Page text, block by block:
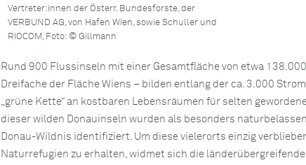
Vertreter:innen der Österr. Bundesforste, der
VERBUND AG, von Hafen Wien, sowie Schuller und
RIOCOM, Foto: © Gillmann
Rund 900 Flussinseln mit einer Gesamtfläche von etwa
Dreifache der Fläche Wiens – bilden entlang der ca. 3.000
„grüne Kette“ an kostbaren Lebensräumen für selten
dieser wilden Donauinseln wurden als besonders
Donau-Wildnis identifiziert. Um diese vielerorts einzig
Naturrefugien zu erhalten, widmet sich die